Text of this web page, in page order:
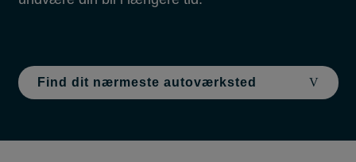
Find dit nærmeste autoværksted